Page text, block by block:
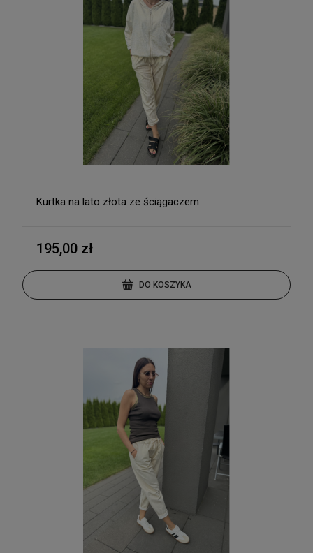
Kurtka na lato złota ze ściągaczem
195,00 zł
DO KOSZYKA